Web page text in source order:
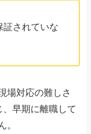
証されていな
場対応の難しさ
早期に離職して
。